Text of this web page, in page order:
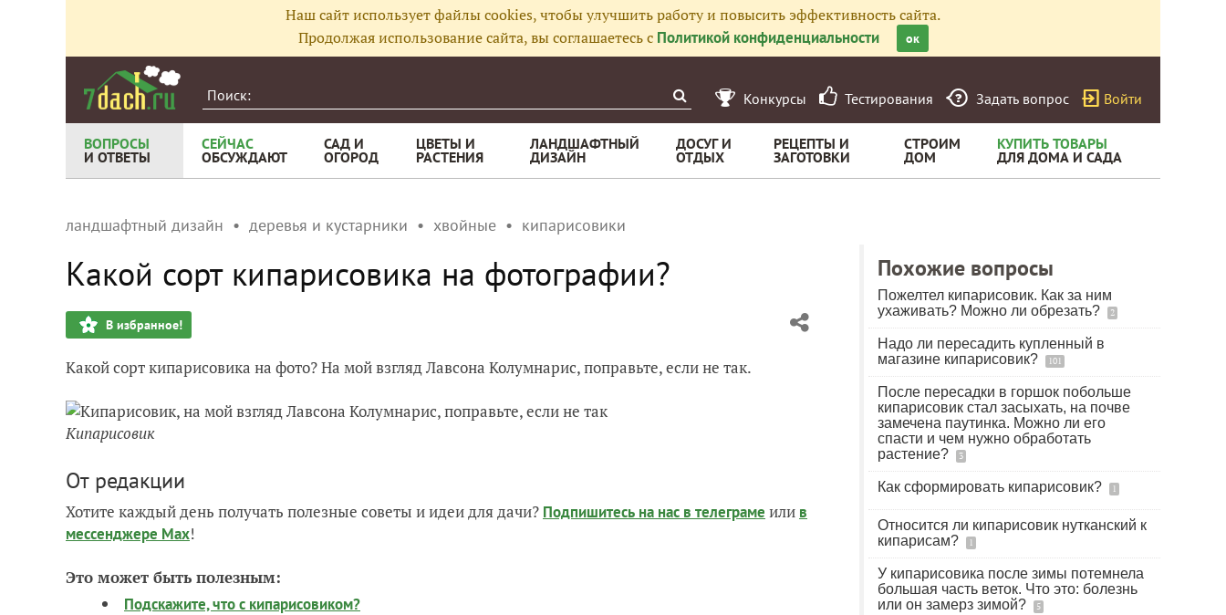
Наш сайт использует файлы cookies, чтобы улучшить работу и повысить эффективность сайта.
Продолжая использование сайта, вы соглашаетесь с Политикой конфиденциальности ок
Конкурсы Тестирования Задать вопрос Войти
ВОПРОСЫ
И ОТВЕТЫ
СЕЙЧАС
ОБСУЖДАЮТ
САД И
ОГОРОД
ЦВЕТЫ И
РАСТЕНИЯ
ЛАНДШАФТНЫЙ
ДИЗАЙН
ДОСУГ И
ОТДЫХ
РЕЦЕПТЫ И
ЗАГОТОВКИ
СТРОИМ
ДОМ
КУПИТЬ ТОВАРЫ
ДЛЯ ДОМА И САДА
ландшафтный дизайн деревья и кустарники хвойные кипарисовики
Какой сорт кипарисовика на фотографии?
В избранное!
Какой сорт кипарисовика на фото? На мой взгляд Лавсона Колумнарис, поправьте, если не так.
Кипарисовик
От редакции
Хотите каждый день получать полезные советы и идеи для дачи? Подпишитесь на нас в телеграме или в
мессенджере Max!
Это может быть полезным:
Подскажите, что с кипарисовиком?
Похожие вопросы
Пожелтел кипарисовик. Как за ним
ухаживать? Можно ли обрезать?
2
Надо ли пересадить купленный в
магазине кипарисовик?
101
После пересадки в горшок побольше
кипарисовик стал засыхать, на почве
замечена паутинка. Можно ли его
спасти и чем нужно обработать
растение?
3
Как сформировать кипарисовик? 1
Относится ли кипарисовик нутканский к
кипарисам?
1
У кипарисовика после зимы потемнела
большая часть веток. Что это: болезнь
или он замерз зимой?
5